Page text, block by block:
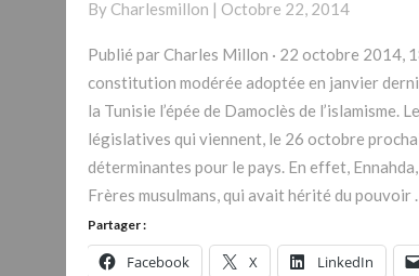
le
26
octobre
prochain,
déterminantes
pour
le
pays.
By Charlesmillon | Octobre 22, 2014
Publié par Charles Millon · 22 octobre 2014,
constitution modérée adoptée en janvier
la Tunisie l’épée de Damoclès de l’islamisme.
législatives qui viennent, le 26 octobre
déterminantes pour le pays. En effet,
Frères musulmans, qui avait hérité du pouvoir
Partager :
Facebook X LinkedIn